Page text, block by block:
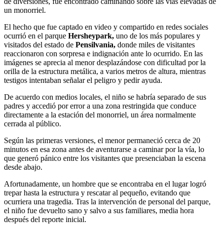
un monorriel.
El hecho que fue captado en video y compartido en redes sociales
ocurrió en el parque Hersheypark, uno de los más populares y
visitados del estado de Pensilvania, donde miles de visitantes
reaccionaron con sorpresa e indignación ante lo ocurrido. En las
imágenes se aprecia al menor desplazándose con dificultad por la
orilla de la estructura metálica, a varios metros de altura, mientras
testigos intentaban señalar el peligro y pedir ayuda.
De acuerdo con medios locales, el niño se habría separado de sus
padres y accedió por error a una zona restringida que conduce
directamente a la estación del monorriel, un área normalmente
cerrada al público.
Según las primeras versiones, el menor permaneció cerca de 20
minutos en esa zona antes de aventurarse a caminar por la vía, lo
que generó pánico entre los visitantes que presenciaban la escena
desde abajo.
Afortunadamente, un hombre que se encontraba en el lugar logró
trepar hasta la estructura y rescatar al pequeño, evitando que
ocurriera una tragedia. Tras la intervención de personal del parque,
el niño fue devuelto sano y salvo a sus familiares, media hora
después del reporte inicial.